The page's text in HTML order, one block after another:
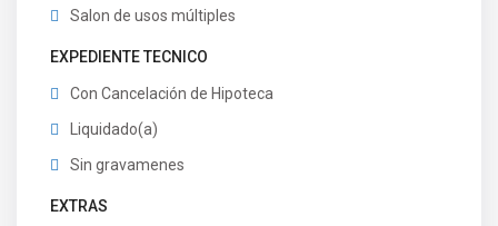
Salon de usos múltiples
EXPEDIENTE TECNICO
Con Cancelación de Hipoteca
Liquidado(a)
Sin gravamenes
EXTRAS